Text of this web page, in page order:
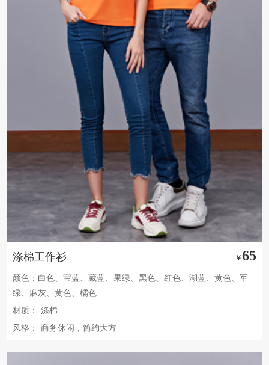
涤棉工作衫 ￥65
颜色：白色、宝蓝、藏蓝、果绿、黑色、红色、湖蓝、黄色、军
绿、麻灰、黄色、橘色
材质：
涤棉
风格：
商务休闲，简约大方